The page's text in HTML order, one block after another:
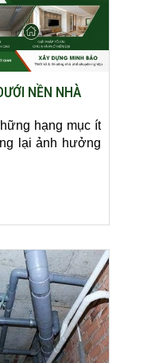
NỀN NHÀ
hạng mục ít
lại ảnh hưởng